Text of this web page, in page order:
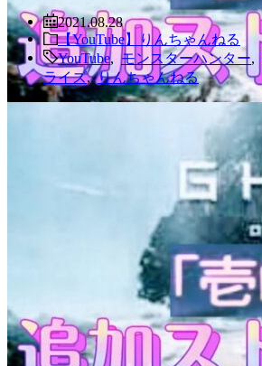
2021.08.28
【YouTube】りんちゃんねる
YouTube,モンスターハンター
ライズ,りんちゃんねる